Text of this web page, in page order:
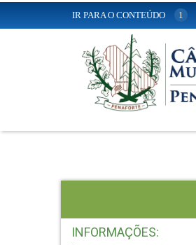
IR PARA O CONTEÚDO 1
INFORMAÇÕES: